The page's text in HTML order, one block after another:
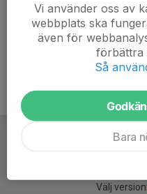
Välj version:
Vi använder oss av
webbplats ska
även för
förbättra
Så
Bara